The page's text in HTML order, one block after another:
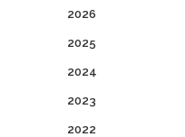
2026
2025
2024
2023
2022